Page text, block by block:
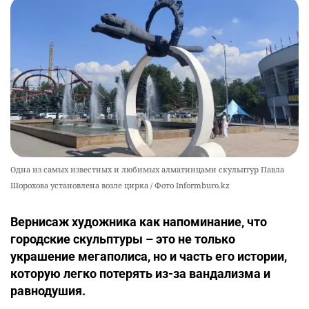
автокредиты за вознаграждение
0 11
Одна из самых известных и любимых алматинцами скульптур Павла
Шорохова установлена возле цирка / Фото Informburo.kz
Вернисаж художника как напоминание, что
городские скульптуры – это не только
украшение мегаполиса, но и часть его истории,
которую легко потерять из-за вандализма и
равнодушия.